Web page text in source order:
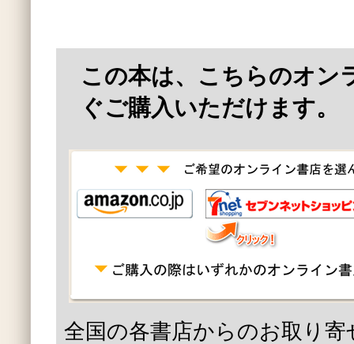
この本は、こちらのオン
ぐご購入いただけます。
全国の各書店からのお取り